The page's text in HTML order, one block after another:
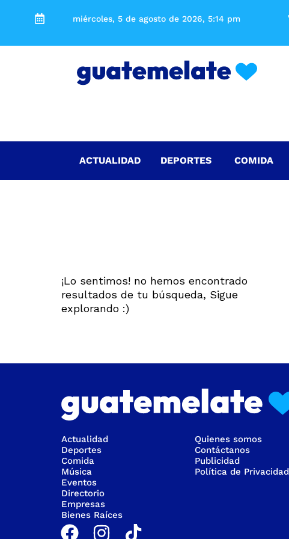
miércoles, 5 de agosto de 2026, 5:14 pm
ACTUALIDAD DEPORTES COMIDA
¡Lo sentimos! no hemos encontrado
resultados de tu búsqueda, Sigue
explorando :)
Actualidad
Deportes
Comida
Música
Eventos
Directorio
Empresas
Bienes Raíces
Quienes somos
Contáctanos
Publicidad
Política de Privacidad